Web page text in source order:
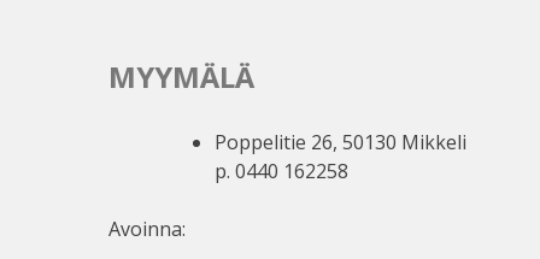
MYYMÄLÄ
Poppelitie 26, 50130 Mikkeli
p. 0440 162258
Avoinna: